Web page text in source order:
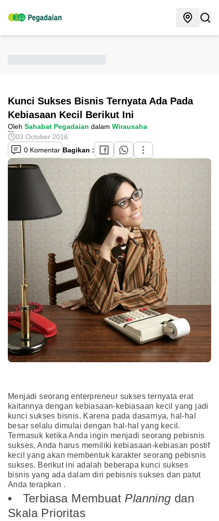
Kunci Sukses Bisnis Ternyata Ada Pada
Kebiasaan Kecil Berikut Ini
Oleh Sahabat Pegadaian dalam Wirausaha
03 October 2016
0 Komentar Bagikan :
Menjadi seorang enterpreneur sukses ternyata erat
kaitannya dengan kebiasaan-kebiasaan kecil yang jadi
kunci sukses bisnis. Karena pada dasarnya, hal-hal
besar selalu dimulai dengan hal-hal yang kecil.
Termasuk ketika Anda ingin menjadi seorang pebisnis
sukses, Anda harus memiliki kebiasaan-kebiasan postif
kecil yang akan membentuk karakter seorang pebisnis
sukses. Berikut ini adalah beberapa kunci sukses
bisnis yang ada dalam diri pebisnis sukses dan patut
Anda terapkan .
• Terbiasa Membuat Planning dan
Skala Prioritas